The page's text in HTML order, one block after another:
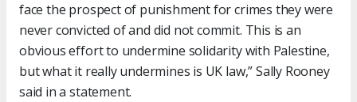
face the prospect of punishment for crimes they were
never convicted of and did not commit. This is an
obvious effort to undermine solidarity with Palestine,
but what it really undermines is UK law,” Sally Rooney
said in a statement.